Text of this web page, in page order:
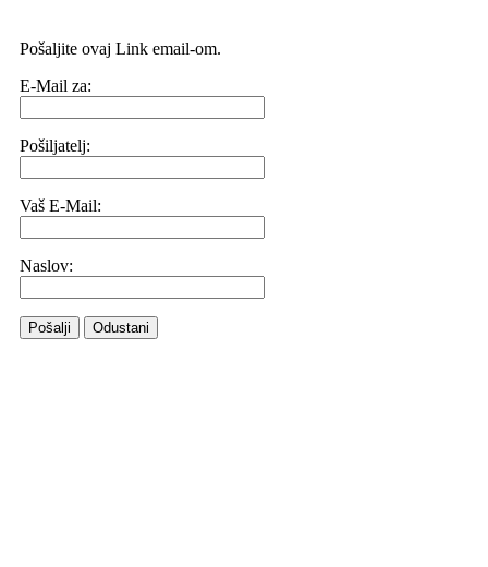
Pošaljite ovaj Link email-om.
E-Mail za:
Pošiljatelj:
Vaš E-Mail:
Naslov:
Pošalji Odustani